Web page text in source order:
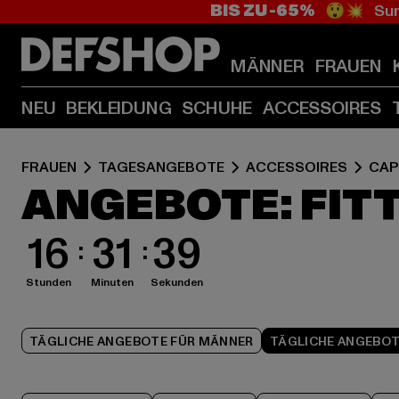
BIS ZU -65% 😲💥
MÄNNER FRAUEN
NEU BEKLEIDUNG SCHUHE ACCESSOIRES
FRAUEN TAGESANGEBOTE ACCESSOIRES
ANGEBOTE:
16
Stunden 31
Minuten 38
Sekunden
TÄGLICHE ANGEBOTE FÜR MÄNNER TÄGLICHE